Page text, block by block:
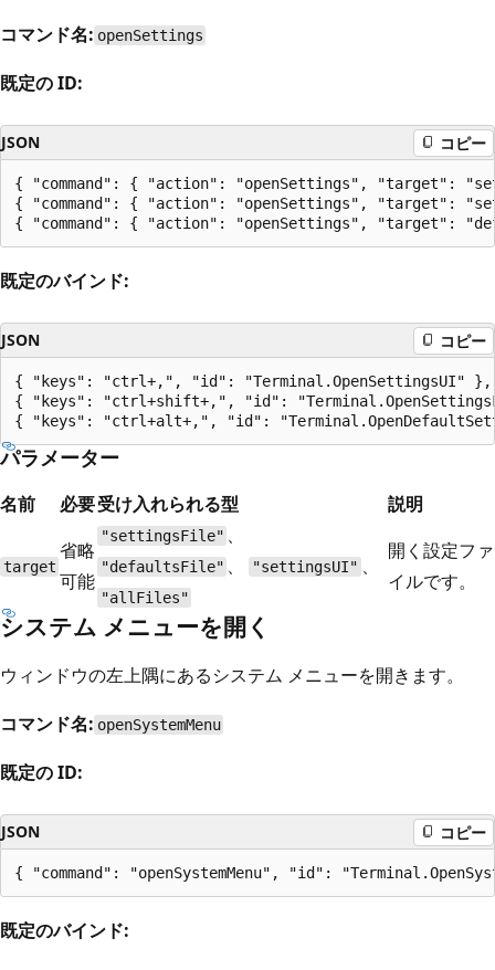
コマンド名: openSettings
既定の ID:
JSON コピー
{ "command": { "action": "openSettings", "target":
{ "command": { "action": "openSettings", "target":
既定のバインド:
JSON コピー
{ "keys": "ctrl+,", "id": "Terminal.OpenSettingsUI" },
{ "keys": "ctrl+shift+,", "id":
パラメーター
名前 必要受け入れられる型 説明
target
省略
可能
"settingsFile" 、
"defaultsFile" 、 "settingsUI" 、
"allFiles"
開く設定ファ
イルです。
システム メニューを開く
ウィンドウの左上隅にあるシステム メニューを開きます。
コマンド名: openSystemMenu
既定の ID:
JSON コピー
既定のバインド: